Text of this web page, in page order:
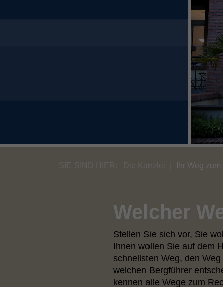
Ihr Weg
Welcher
Stellen Sie sich vor, Sie
Ihnen wollen Sie auf dem
schnellsten Weg, den
welchen Bergführer
kennen alle Wege zum